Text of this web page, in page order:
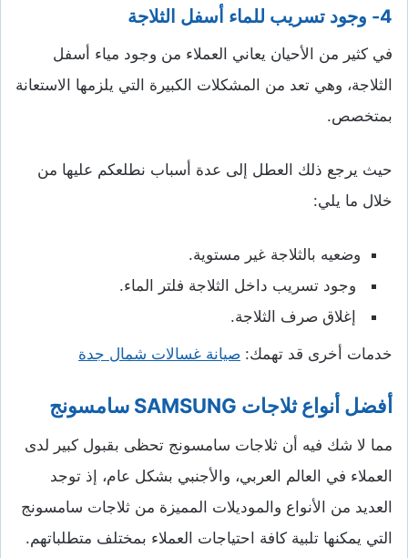
4- وجود تسريب للماء أسفل الثلاجة
في كثير من الأحيان يعاني العملاء من وجود مياء أسفل
الثلاجة، وهي تعد من المشكلات الكبيرة التي يلزمها الاستعانة
بمتخصص.
حيث يرجع ذلك العطل إلى عدة أسباب نطلعكم عليها من
خلال ما يلي:
وضعيه بالثلاجة غير مستوية.
وجود تسريب داخل الثلاجة فلتر الماء.
إغلاق صرف الثلاجة.
خدمات أخرى قد تهمك: صيانة غسالات شمال جدة
أفضل أنواع ثلاجات SAMSUNG سامسونج
مما لا شك فيه أن ثلاجات سامسونج تحظى بقبول كبير لدى
العملاء في العالم العربي، والأجنبي بشكل عام، إذ توجد
العديد من الأنواع والموديلات المميزة من ثلاجات سامسونج
التي يمكنها تلبية كافة احتياجات العملاء بمختلف متطلباتهم.